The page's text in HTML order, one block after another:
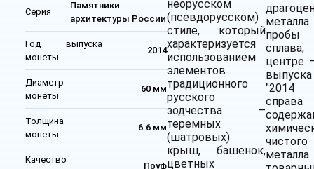
Серия
Памятники
архитектуры России
Год выпуска
монеты
2014
Диаметр
монеты
60 мм
Толщина
монеты
6.6 мм
Качество
Пруф
неорусском
(псевдорусском)
стиле, который
характеризуется
использованием
элементов
традиционного
русского
зодчества –
теремных
(шатровых)
крыш, башенок,
цветных
пробы
центре
выпуска
"2014
чистого